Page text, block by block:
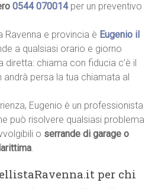
0544 070014per un preventivo
Ravenna e provincia è Eugenio il
a qualsiasi orario e giorno
diretta: chiama con fiducia c’è il
persa la tua chiamata al
Eugenio è un professionista
può risolvere qualsiasi problema
o serrande di garage o
.
per chi